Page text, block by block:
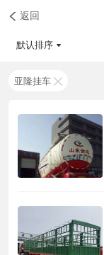
返回
默认排序
亚隆挂车